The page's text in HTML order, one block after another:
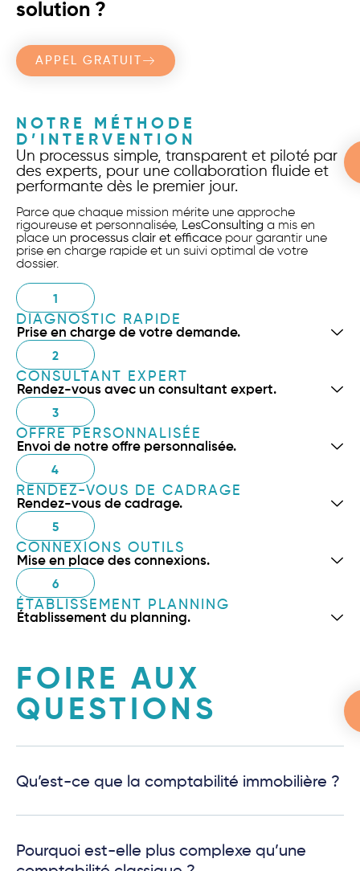
solution ?
APPEL GRATUIT
NOTRE MÉTHODE
D’INTERVENTION
Un processus simple, transparent et piloté par
des experts, pour une collaboration fluide et
performante dès le premier jour.
Parce que chaque mission mérite une approche
rigoureuse et personnalisée, LesConsulting a mis en
place un processus clair et efficace pour garantir une
prise en charge rapide et un suivi optimal de votre
dossier.
1
DIAGNOSTIC RAPIDE
Prise en charge de votre demande.
2
CONSULTANT EXPERT
Rendez-vous avec un consultant expert.
3
OFFRE PERSONNALISÉE
Envoi de notre offre personnalisée.
4
RENDEZ-VOUS DE CADRAGE
Rendez-vous de cadrage.
5
CONNEXIONS OUTILS
Mise en place des connexions.
6
ÉTABLISSEMENT PLANNING
Établissement du planning.
FOIRE AUX
QUESTIONS
Qu’est-ce que la comptabilité immobilière ?
Pourquoi est-elle plus complexe qu’une